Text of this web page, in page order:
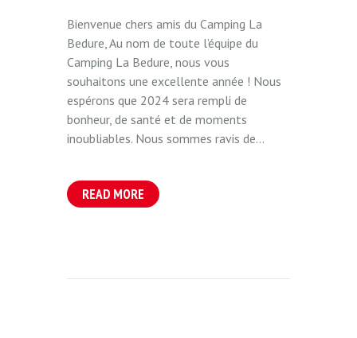
Bienvenue chers amis du Camping La
Bedure, Au nom de toute l’équipe du
Camping La Bedure, nous vous
souhaitons une excellente année ! Nous
espérons que 2024 sera rempli de
bonheur, de santé et de moments
inoubliables. Nous sommes ravis de...
READ MORE